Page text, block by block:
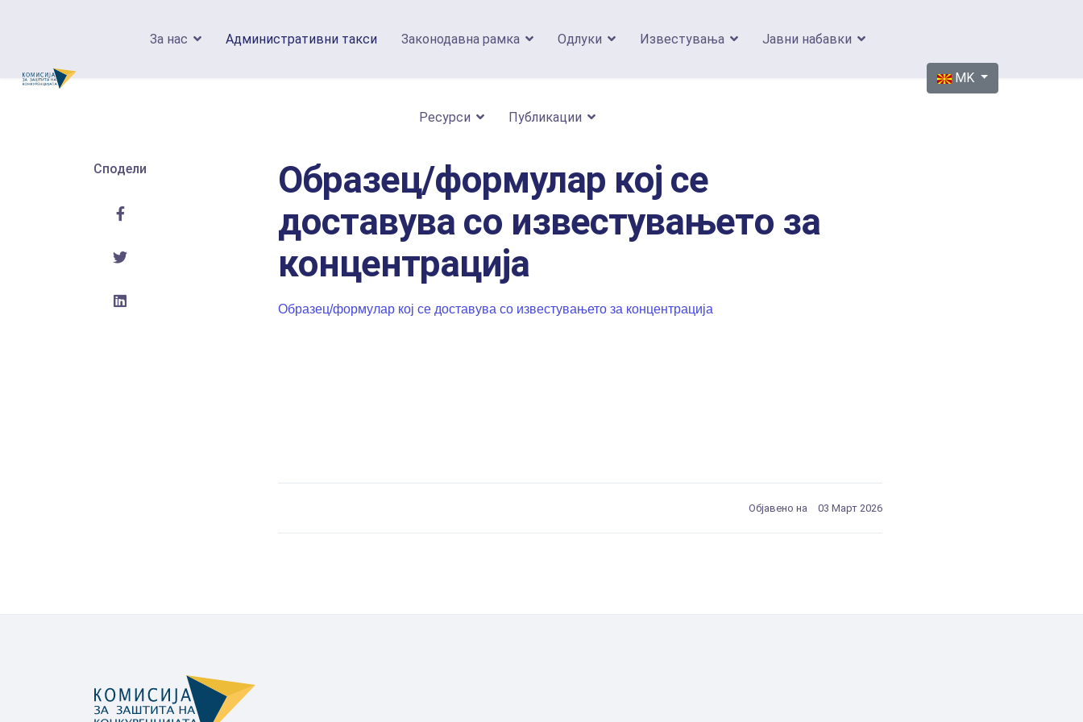
За нас Административни такси Законодавна рамка Одлуки Известувања Јавни набавки
Ресурси Публикации
Изберете го вашиот јазик
MK
Сподели
Образец/формулар кој се
доставува со известувањето за
концентрација
Образец/формулар кој се доставува со известувањето за концентрација
Објавено на 03 Март 2026